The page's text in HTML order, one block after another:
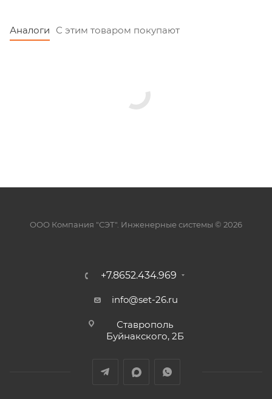
Аналоги С этим товаром покупают
ООО Компания "СЭТ". Инженерные системы © 2026
+7.8652.434.969
info@set-26.ru
Ставрополь
Буйнакского, 2Б